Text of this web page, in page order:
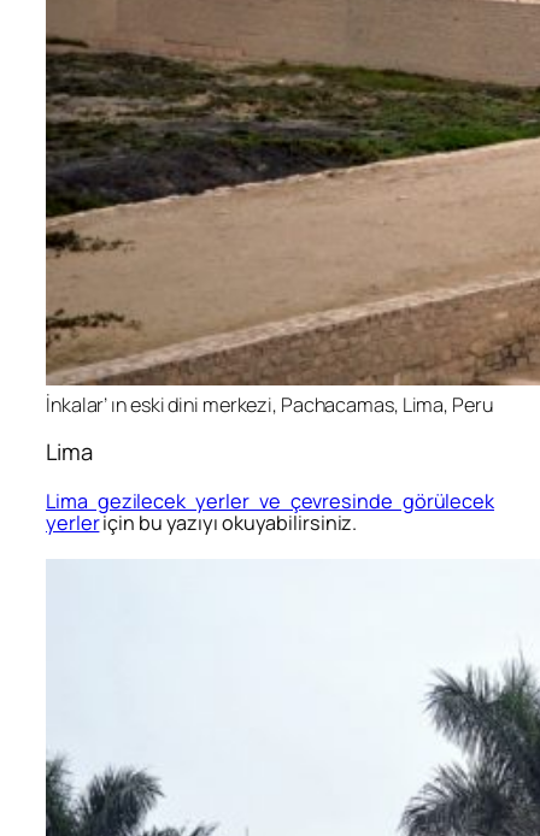
İnkalar’ ın eski dini merkezi, Pachacamas, Lima, Peru
Lima
Lima gezilecek yerler ve çevresinde görülecek
yerleriçin bu yazıyı okuyabilirsiniz.